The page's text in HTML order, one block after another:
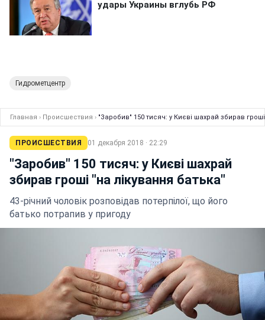
Гидрометцентр
Главная › Происшествия › "Заробив" 150 тисяч: у Києві шахрай збирав
ПРОИСШЕСТВИЯ 01 декабря 2018 · 22:29
"Заробив" 150 тисяч: у Києві шахрай
збирав гроші "на лікування батька"
43-річний чоловік розповідав потерпілої, що його
батько потрапив у пригоду